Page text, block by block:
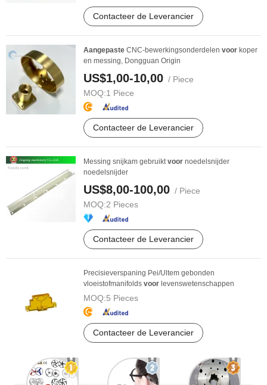
Contacteer de Leverancier
Aangepaste CNC-bewerkingsonderdelen voor koper
en messing, Dongguan Origin
US$1,00-10,00 / Piece
MOQ:1 Piece
Contacteer de Leverancier
Messing snijkam gebruiktvoor noedelsnijder
noedelsnijder
US$8,00-100,00 / Piece
MOQ:2 Pieces
Contacteer de Leverancier
Precisieverspaning Pei/Ultem gebonden
vloeistofmanifolds voor levenswetenschappen
MOQ:5 Pieces
Contacteer de Leverancier